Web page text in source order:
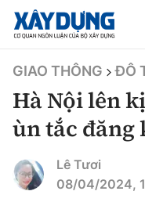
TIN BỘ XÂY DỰNG
CHUYÊN MỤC
GIAO THÔNG ĐÔ
Hà Nội lên
ùn tắc đăng
Lê Tươi
08/04/2024,